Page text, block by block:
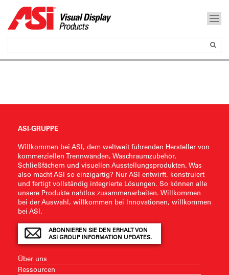
ASI-GRUPPE
Willkommen bei ASI, dem weltweit führenden Hersteller von
kommerziellen Trennwänden, Waschraumzubehör,
Schließfächern und visuellen Ausstellungsprodukten. Was
also macht ASI so einzigartig? Nur ASI entwirft, konstruiert
und fertigt vollständig integrierte Lösungen. So können alle
unsere Produkte nahtlos zusammenarbeiten. Willkommen
bei der Auswahl, willkommen bei Innovationen, willkommen
bei ASI.
ABONNIEREN SIE DEN ERHALT VON
ASI GROUP INFORMATION UPDATES.
Über uns
Ressourcen